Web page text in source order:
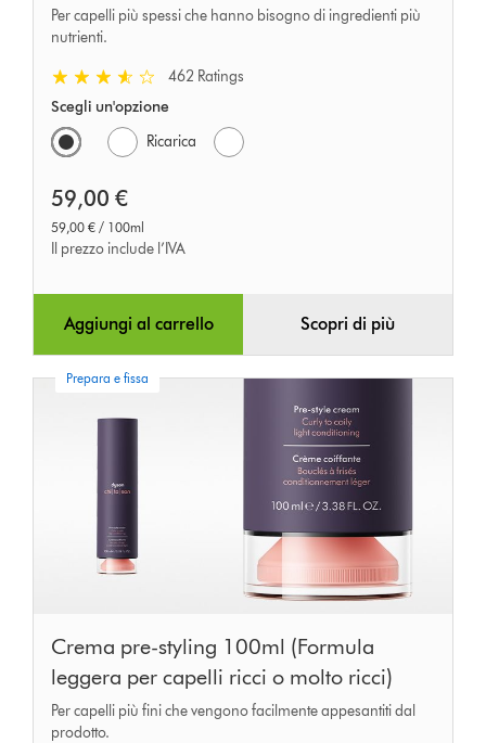
Per capelli più spessi che hanno bisogno di ingredienti più
nutrienti.
462 Ratings
Scegli un'opzione
Ricarica
59,00 €
59,00 € / 100ml
Il prezzo include l’IVA
Aggiungi al carrello Scopri di più
Prepara e fissa
Crema pre-styling 100ml (Formula
leggera per capelli ricci o molto ricci)
Per capelli più fini che vengono facilmente appesantiti dal
prodotto.